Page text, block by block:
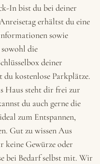
In bist du bei deiner
erhältst du eine
sowie
die
deiner
kostenlose Parkplätze.
Haus steht dir frei zur
du auch gerne die
zum Entspannen,
Gut zu wissen Aus
keine Gewürze oder
bei Bedarf selbst mit. Wir